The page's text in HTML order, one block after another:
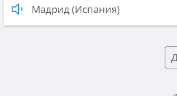
Мадрид (Испания)